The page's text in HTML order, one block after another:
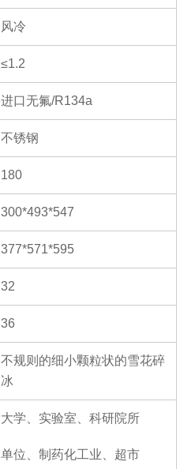
风冷
≤1.2
进口无氟/R134a
不锈钢
180
300*493*547
377*571*595
32
36
不规则的细小颗粒状的雪花碎
冰
大学、实验室、科研院所
单位、制药化工业、超市